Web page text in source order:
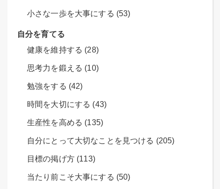
小さな一歩を大事にする (53)
自分を育てる
健康を維持する (28)
思考力を鍛える (10)
勉強をする (42)
時間を大切にする (43)
生産性を高める (135)
自分にとって大切なことを見つける (205)
目標の掲げ方 (113)
当たり前こそ大事にする (50)